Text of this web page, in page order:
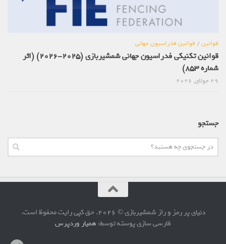
قوانین/قوانین فدراسیون جهانی
قوانین تکنیکی فدراسیون جهانی شمشیربازی (2025-2026) (اثر
شماره 853)
جستجو
دنیای پر رمز و راز شمشیربازی © 2026. حق کپی رایت محفوظ است.
فارسی سازی پوسته توسط:همیار وردپرس